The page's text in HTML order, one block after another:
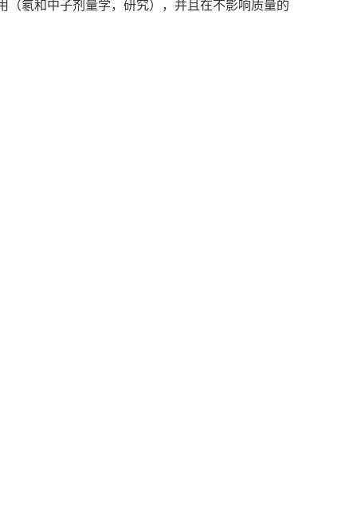
（氡和中子剂量学，研究），并且在不影响质量的